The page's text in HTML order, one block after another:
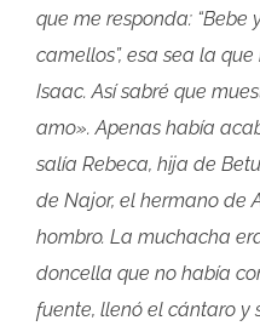
que me responda:
camellos”, esa sea la
Isaac. Así sabré que
amo». Apenas había
salía Rebeca, hija de
de Najor, el hermano de
hombro. La muchacha
doncella que no había
fuente, llenó el cántaro y